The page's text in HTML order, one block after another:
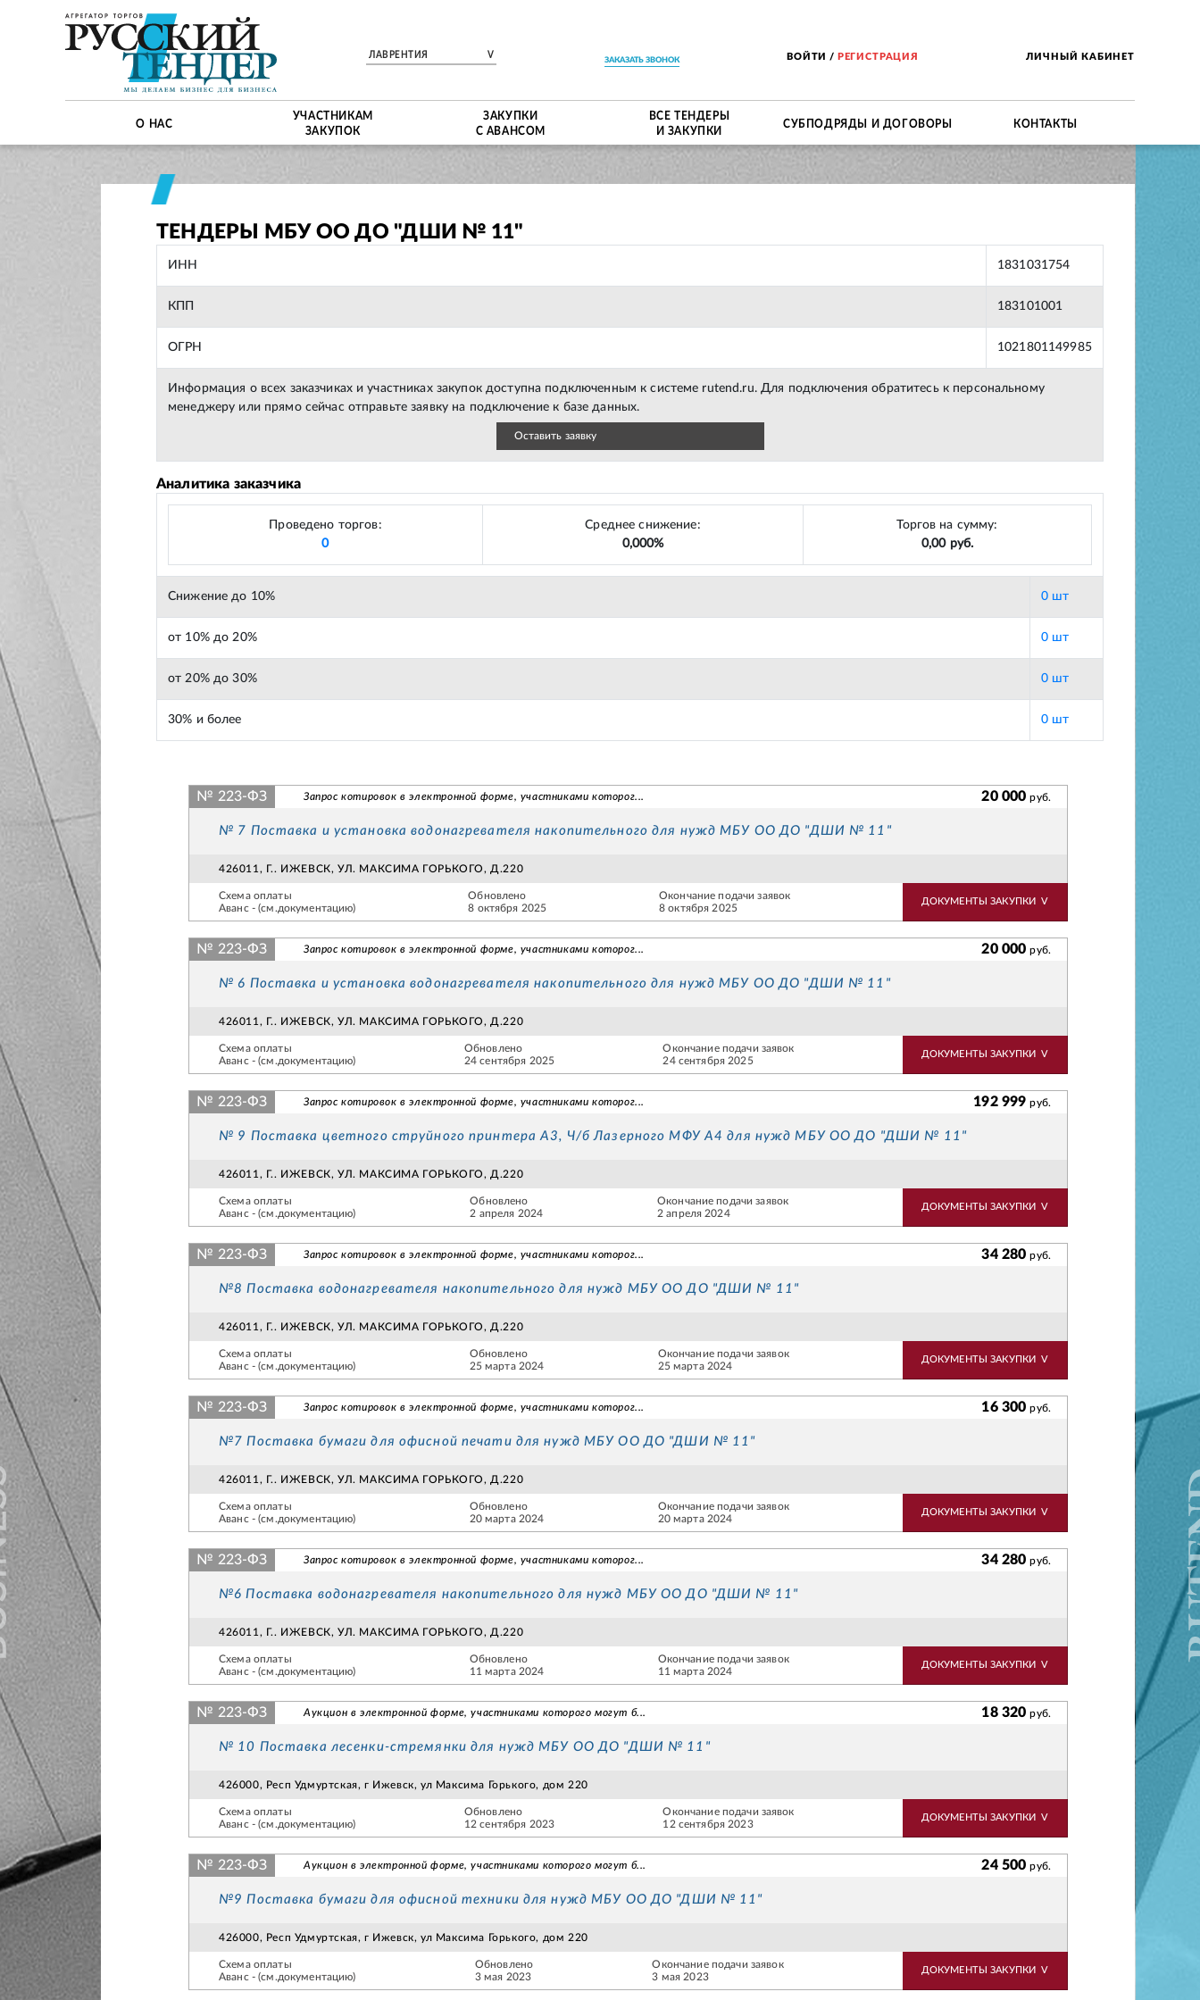
ЛАВРЕНТИЯ V ЗАКАЗАТЬ ЗВОНОК ВОЙТИ / РЕГИСТРАЦИЯ ЛИЧНЫЙ КАБИНЕТ
О НАС
УЧАСТНИКАМ
ЗАКУПОК
ЗАКУПКИ
С АВАНСОМ
ВСЕ ТЕНДЕРЫ
И ЗАКУПКИ
СУБПОДРЯДЫ И ДОГОВОРЫ КОНТАКТЫ
ТЕНДЕРЫ МБУ ОО ДО "ДШИ № 11"
ИНН 1831031754
КПП 183101001
ОГРН 1021801149985
Информация о всех заказчиках и участниках закупок доступна подключенным к системе rutend.ru. Для подключения обратитесь к персональному
менеджеру или прямо сейчас отправьте заявку на подключение к базе данных.
Оставить заявку
Аналитика заказчика
Проведено торгов:
0
Среднее снижение:
0,000%
Торгов на сумму:
0,00 руб.
Снижение до 10% 0 шт
от 10% до 20% 0 шт
от 20% до 30% 0 шт
30% и более 0 шт
№ 223-ФЗ Запрос котировок в электронной форме, участниками которог... 20 000руб.
№ 7 Поставка и установка водонагревателя накопительного для нужд МБУ ОО ДО "ДШИ № 11"
426011, Г.. ИЖЕВСК, УЛ. МАКСИМА ГОРЬКОГО, Д.220
Схема оплаты
Аванс - (см.документацию)
Обновлено
8 октября 2025
Окончание подачи заявок
8 октября 2025
ДОКУМЕНТЫ ЗАКУПКИ V
№ 223-ФЗ Запрос котировок в электронной форме, участниками которог... 20 000руб.
№ 6 Поставка и установка водонагревателя накопительного для нужд МБУ ОО ДО "ДШИ № 11"
426011, Г.. ИЖЕВСК, УЛ. МАКСИМА ГОРЬКОГО, Д.220
Схема оплаты
Аванс - (см.документацию)
Обновлено
24 сентября 2025
Окончание подачи заявок
24 сентября 2025
ДОКУМЕНТЫ ЗАКУПКИ V
№ 223-ФЗ Запрос котировок в электронной форме, участниками которог... 192 999руб.
№ 9 Поставка цветного струйного принтера А3, Ч/б Лазерного МФУ А4 для нужд МБУ ОО ДО "ДШИ № 11"
426011, Г.. ИЖЕВСК, УЛ. МАКСИМА ГОРЬКОГО, Д.220
Схема оплаты
Аванс - (см.документацию)
Обновлено
2 апреля 2024
Окончание подачи заявок
2 апреля 2024
ДОКУМЕНТЫ ЗАКУПКИ V
№ 223-ФЗ Запрос котировок в электронной форме, участниками которог... 34 280руб.
№8 Поставка водонагревателя накопительного для нужд МБУ ОО ДО "ДШИ № 11"
426011, Г.. ИЖЕВСК, УЛ. МАКСИМА ГОРЬКОГО, Д.220
Схема оплаты
Аванс - (см.документацию)
Обновлено
25 марта 2024
Окончание подачи заявок
25 марта 2024
ДОКУМЕНТЫ ЗАКУПКИ V
№ 223-ФЗ Запрос котировок в электронной форме, участниками которог... 16 300руб.
№7 Поставка бумаги для офисной печати для нужд МБУ ОО ДО "ДШИ № 11"
426011, Г.. ИЖЕВСК, УЛ. МАКСИМА ГОРЬКОГО, Д.220
Схема оплаты
Аванс - (см.документацию)
Обновлено
20 марта 2024
Окончание подачи заявок
20 марта 2024
ДОКУМЕНТЫ ЗАКУПКИ V
№ 223-ФЗ Запрос котировок в электронной форме, участниками которог... 34 280руб.
№6 Поставка водонагревателя накопительного для нужд МБУ ОО ДО "ДШИ № 11"
426011, Г.. ИЖЕВСК, УЛ. МАКСИМА ГОРЬКОГО, Д.220
Схема оплаты
Аванс - (см.документацию)
Обновлено
11 марта 2024
Окончание подачи заявок
11 марта 2024
ДОКУМЕНТЫ ЗАКУПКИ V
№ 223-ФЗ Аукцион в электронной форме, участниками которого могут б... 18 320руб.
№ 10 Поставка лесенки-стремянки для нужд МБУ ОО ДО "ДШИ № 11"
426000, Респ Удмуртская, г Ижевск, ул Максима Горького, дом 220
Схема оплаты
Аванс - (см.документацию)
Обновлено
12 сентября 2023
Окончание подачи заявок
12 сентября 2023
ДОКУМЕНТЫ ЗАКУПКИ V
№ 223-ФЗ Аукцион в электронной форме, участниками которого могут б... 24 500руб.
№9 Поставка бумаги для офисной техники для нужд МБУ ОО ДО "ДШИ № 11"
426000, Респ Удмуртская, г Ижевск, ул Максима Горького, дом 220
Схема оплаты
Аванс - (см.документацию)
Обновлено
3 мая 2023
Окончание подачи заявок
3 мая 2023
ДОКУМЕНТЫ ЗАКУПКИ V